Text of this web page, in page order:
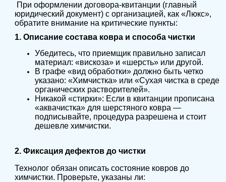
При оформлении договора-квитанции (главный
юридический документ) с организацией, как «Люкс»,
обратите внимание на критические пункты:
1. Описание состава ковра и способа чистки
Убедитесь, что приемщик правильно записал
материал: «вискоза» и «шерсть» или другой.
В графе «вид обработки» должно быть четко
указано: «Химчистка» или «Сухая чистка в среде
органических растворителей».
Никакой «стирки»: Если в квитанции прописана
«аквачистка» для шерстяного ковра —
подписывайте, процедура разрешена и стоит
дешевле химчистки.
2. Фиксация дефектов до чистки
Технолог обязан описать состояние ковров до
химчистки. Проверьте, указаны ли: